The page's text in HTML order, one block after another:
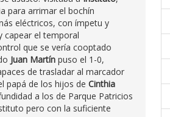
para arrimar el bochín
eléctricos, con ímpetu y
capear el temporal
que se vería cooptado
Juan Martín puso el 1-0,
de trasladar al marcador
papá de los hijos de Cinthia
a los de Parque Patricios
pero con la suficiente